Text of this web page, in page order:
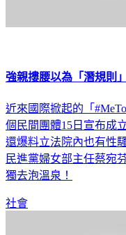
強親摟腰以為「潛規
近來國際掀起的「
個民間團體15日宣布成
還爆料立法院內也有性
民進黨婦女部主任蔡宛
獨去泡溫泉！
社會